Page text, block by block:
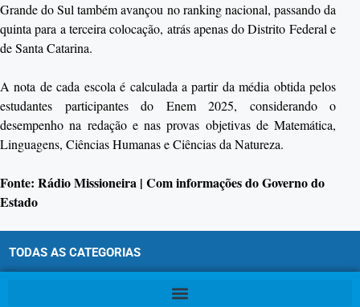
Grande do Sul também avançou no ranking nacional, passando da
quinta para a terceira colocação, atrás apenas do Distrito Federal e
de Santa Catarina.
A nota de cada escola é calculada a partir da média obtida pelos
estudantes participantes do Enem 2025, considerando o
desempenho na redação e nas provas objetivas de Matemática,
Linguagens, Ciências Humanas e Ciências da Natureza.
Fonte: Rádio Missioneira | Com informações do Governo do
Estado
TODAS AS CATEGORIAS